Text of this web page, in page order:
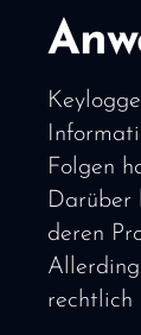
Folgen
Darüber
deren
rechtlich